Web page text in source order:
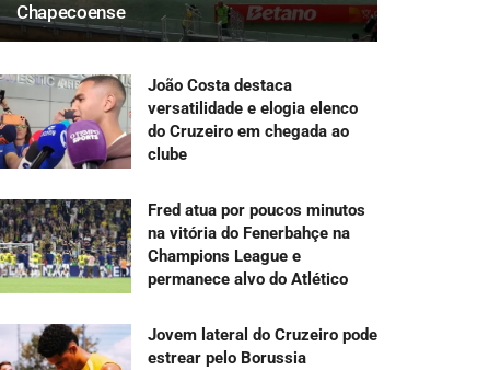
Chapecoense
João Costa destaca
versatilidade e elogia elenco
do Cruzeiro em chegada ao
clube
Fred atua por poucos minutos
na vitória do Fenerbahçe na
Champions League e
permanece alvo do Atlético
Jovem lateral do Cruzeiro pode
estrear pelo Borussia